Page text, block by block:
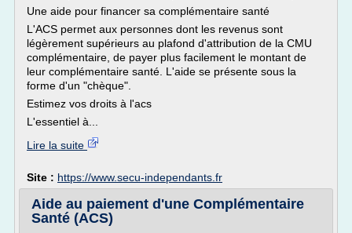
Une aide pour financer sa complémentaire santé
L'ACS permet aux personnes dont les revenus sont
légèrement supérieurs au plafond d'attribution de la CMU
complémentaire, de payer plus facilement le montant de
leur complémentaire santé. L'aide se présente sous la
forme d'un "chèque".
Estimez vos droits à l'acs
L'essentiel à...
Lire la suite
Site : https://www.secu-independants.fr
Aide au paiement d'une Complémentaire
Santé (ACS)